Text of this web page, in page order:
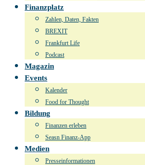
Finanzplatz
Zahlen, Daten, Fakten
BREXIT
Frankfurt Life
Podcast
Magazin
Events
Kalender
Food for Thought
Bildung
Finanzen erleben
Seasn Finanz-App
Medien
Presseinformationen